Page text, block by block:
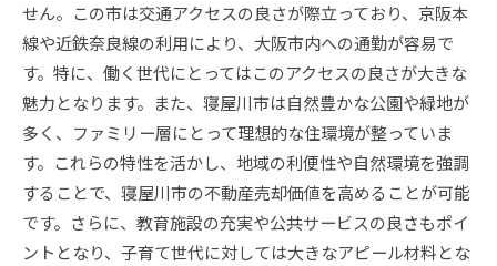
寝屋川市の競争力を高める市場調査の重要性
需要と供給のバランスを考慮した価格戦略
市場動向に基づいた効果的な売却アプローチ
競合分析を活用して売却価格を最適化する方法
寝屋川市の魅力を引き出す不動産戦略で高値売却を
地域の魅力を強調した物件紹介のテクニック
コミュニティの利点を活かした販促活動
せん。この市は交通アクセスの良さが際立っており、京阪本
線や近鉄奈良線の利用により、大阪市内への通勤が容易で
す。特に、働く世代にとってはこのアクセスの良さが大きな
魅力となります。また、寝屋川市は自然豊かな公園や緑地が
多く、ファミリー層にとって理想的な住環境が整っていま
す。これらの特性を活かし、地域の利便性や自然環境を強調
することで、寝屋川市の不動産売却価値を高めることが可能
です。さらに、教育施設の充実や公共サービスの良さもポイ
ントとなり、子育て世代に対しては大きなアピール材料とな